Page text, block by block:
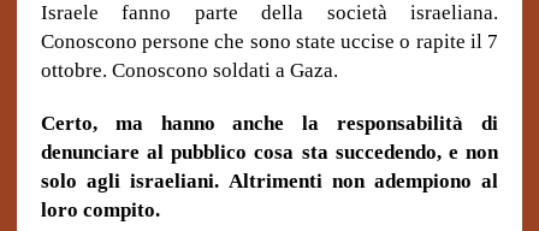
Israele fanno parte della società israeliana.
Conoscono persone che sono state uccise o rapite il 7
ottobre. Conoscono soldati a Gaza.
Certo, ma hanno anche la responsabilità di
denunciare al pubblico cosa sta succedendo, e non
solo agli israeliani. Altrimenti non adempiono al
loro compito.